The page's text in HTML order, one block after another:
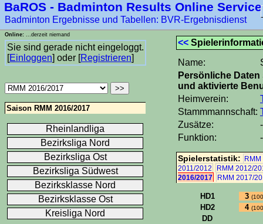
BaROS - Badminton Results Online Service
Badminton Ergebnisse und Tabellen: BVR-Ergebnisdienst
<<
Name:
Persönliche
und aktivierte
Heimverein:
Stammmannschaft:
Zusätze:
Funktion:
Spielerstatistik:
2011/2012
RMM 2012/
2016/2017
RMM 2017/
HD1 3
HD2 4
DD
Saison RMM 2016/2017
Rheinlandliga
Bezirksliga Nord
Bezirksliga Ost
Bezirksliga Südwest
Bezirksklasse Nord
Bezirksklasse Ost
Kreisliga Nord
Online: ...derzeit niemand
Sie sind gerade nicht eingeloggt.
[Einloggen] oder [Registrieren]